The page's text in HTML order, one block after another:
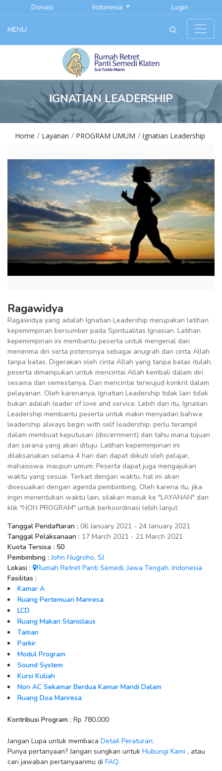
Donasi Indonesia Login
MENU
IGNATIAN LEADERSHIP
Home Layanan PROGRAM UMUM Ignatian Leadership
Ragawidya
Ragawidya yang adalah Ignatian Leadership merupakan latihan
kepemimpinan bersumber pada Spiritualitas Ignasian. Latihan
kepemimpinan ini membantu peserta untuk mengenal dan
menerima diri serta potensinya sebagai anugrah dan cinta Allah
tanpa batas. Digerakan oleh cinta Allah yang tanpa batas itulah,
peserta dimampukan untuk mencintai Allah kembali dalam diri
sesama dan semestanya. Dan mencintai terwujud konkrit dalam
pelayanan. Oleh karenanya, Ignatian Leadership tidak lain tidak
bukan adalah leader of love and service. Lebih dari itu, Ignatian
Leadership membantu peserta untuk makin menyadari bahwa
leadership always begin with self leadership, perlu terampil
dalam membuat keputusan (discernment) dan tahu mana tujuan
dan sarana yang akan dituju. Latihan kepemimpinan ini
dilaksanakan selama 4 hari dan dapat diikuti oleh pelajar,
mahasiswa, maupun umum. Peserta dapat juga mengajukan
waktu yang sesuai. Terkait dengan waktu, hal ini akan
disesuaikan dengan agenda pembimbing. Oleh karena itu, jika
ingin menentukan waktu lain, silakan masuk ke "LAYANAN" dan
klik "NON PROGRAM" untuk berkoordinasi lebih lanjut.
Tanggal Pendaftaran : 06 January 2021 - 24 January 2021
Tanggal Pelaksanaan : 17 March 2021 - 21 March 2021
Kuota Tersisa : 50
Pembimbing : John Nugroho, SJ
Lokasi :
Rumah Retret Panti Semedi, Jawa Tengah, Indonesia
Fasilitas :
Kamar A
Ruang Pertemuan Manresa
LCD
Ruang Makan Stanislaus
Taman
Parkir
Modul Program
Sound System
Kursi Kuliah
Non AC Sekamar Berdua Kamar Mandi Dalam
Ruang Doa Manresa
Kontribusi Program : Rp 780.000
Jangan Lupa untuk membaca Detail Peraturan.
Punya pertanyaan? Jangan sungkan untuk Hubungi Kami , atau
cari jawaban pertanyaanmu di FAQ.